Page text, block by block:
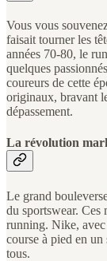
Vous vous
faisait tourner les
années 70-80, le
quelques
coureurs de cette
originaux, bravant
dépassement.
La révolution
Le grand
du sportswear. Ces
running. Nike,
course à pied en un
tous.